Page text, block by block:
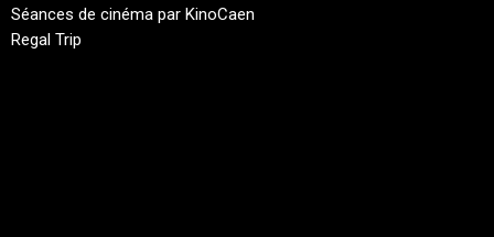
Séances de cinéma par KinoCaen
Regal Trip